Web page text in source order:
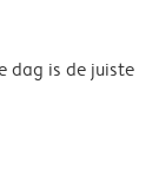
dag is de juiste